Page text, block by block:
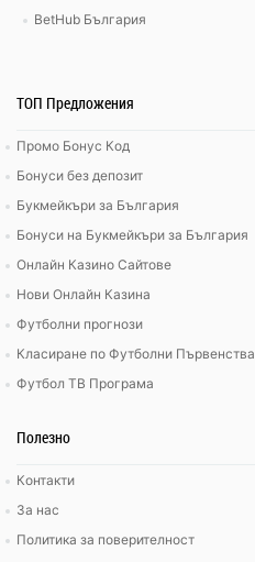
BetHub България
ТОП Предложения
Промо Бонус Код
Бонуси без депозит
Букмейкъри за България
Бонуси на Букмейкъри за България
Онлайн Казино Сайтове
Нови Онлайн Казина
Футболни прогнози
Класиране по Футболни Първенства
Футбол ТВ Програма
Полезно
Контакти
За нас
Политика за поверителност